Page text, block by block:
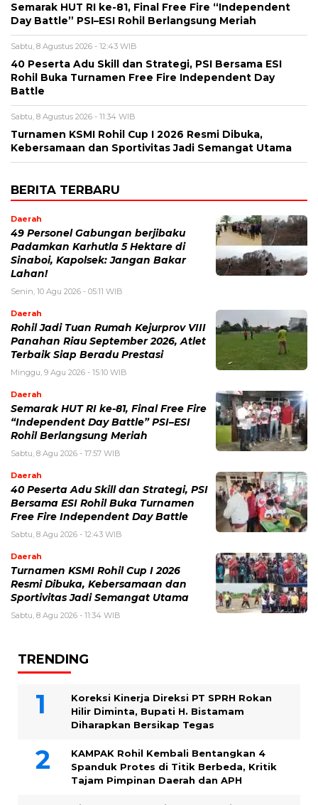
Semarak HUT RI ke-81, Final Free Fire “Independent
Day Battle” PSI–ESI Rohil Berlangsung Meriah
Sabtu, 8 Agustus 2026 - 12:43 WIB
40 Peserta Adu Skill dan Strategi, PSI Bersama ESI
Rohil Buka Turnamen Free Fire Independent Day
Battle
Sabtu, 8 Agustus 2026 - 11:34 WIB
Turnamen KSMI Rohil Cup I 2026 Resmi Dibuka,
Kebersamaan dan Sportivitas Jadi Semangat Utama
BERITA TERBARU
Daerah
49 Personel Gabungan berjibaku
Padamkan Karhutla 5 Hektare di
Sinaboi, Kapolsek: Jangan Bakar
Lahan!
Senin, 10 Agu 2026 - 05:11 WIB
Daerah
Rohil Jadi Tuan Rumah Kejurprov VIII
Panahan Riau September 2026, Atlet
Terbaik Siap Beradu Prestasi
Minggu, 9 Agu 2026 - 15:10 WIB
Daerah
Semarak HUT RI ke-81, Final Free Fire
“Independent Day Battle” PSI–ESI
Rohil Berlangsung Meriah
Sabtu, 8 Agu 2026 - 17:57 WIB
Daerah
40 Peserta Adu Skill dan Strategi, PSI
Bersama ESI Rohil Buka Turnamen
Free Fire Independent Day Battle
Sabtu, 8 Agu 2026 - 12:43 WIB
Daerah
Turnamen KSMI Rohil Cup I 2026
Resmi Dibuka, Kebersamaan dan
Sportivitas Jadi Semangat Utama
Sabtu, 8 Agu 2026 - 11:34 WIB
TRENDING
Koreksi Kinerja Direksi PT SPRH Rokan
Hilir Diminta, Bupati H. Bistamam
Diharapkan Bersikap Tegas
KAMPAK Rohil Kembali Bentangkan 4
Spanduk Protes di Titik Berbeda, Kritik
Tajam Pimpinan Daerah dan APH